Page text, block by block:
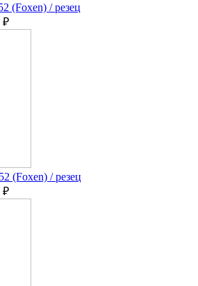
(Foxen) / резец
₽
(Foxen) / резец
₽